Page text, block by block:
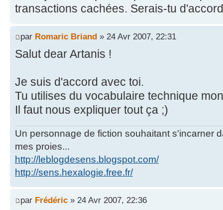
transactions cachées. Serais-tu
par Romaric Briand » 24 Avr 2007, 22:31
Salut dear Artanis !
Je suis d'accord avec toi.
Tu utilises du vocabulaire technique
Il faut nous expliquer tout ça ;)
Un personnage de fiction souhaitant s'incarner
mes proies...
http://leblogdesens.blogspot.com/
http://sens.hexalogie.free.fr/
par Frédéric » 24 Avr 2007, 22:36